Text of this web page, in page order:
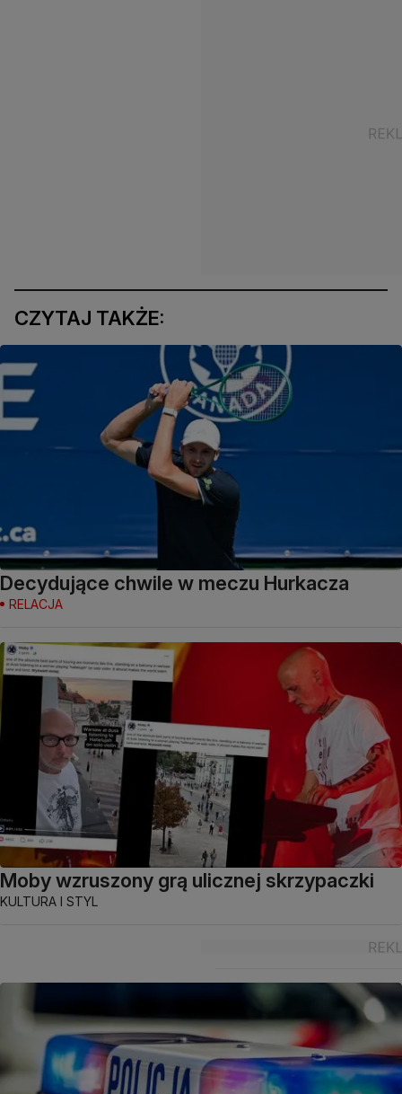
CZYTAJ TAKŻE:
Decydujące chwile w meczu Hurkacza
RELACJA
Moby wzruszony grą ulicznej skrzypaczki
KULTURA I STYL